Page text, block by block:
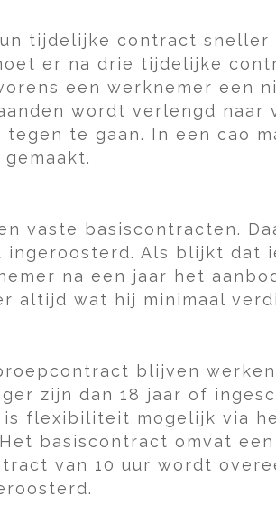
tijdelijke contract sneller
er na drie tijdelijke
een werknemer een
wordt verlengd naar
te gaan. In een cao
vaste basiscontracten.
ingeroosterd. Als blijkt dat
na een jaar het
altijd wat hij minimaal
blijven
zijn dan 18 jaar of
is flexibiliteit mogelijk via
basiscontract omvat een
van 10 uur wordt